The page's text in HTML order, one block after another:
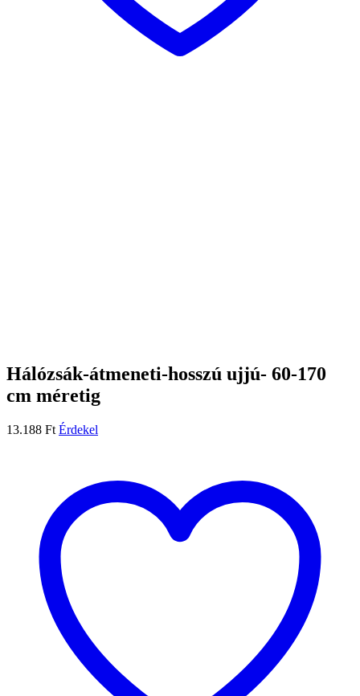
Hálózsák-átmeneti-hosszú ujjú- 60-170
cm méretig
13.188 Ft Érdekel